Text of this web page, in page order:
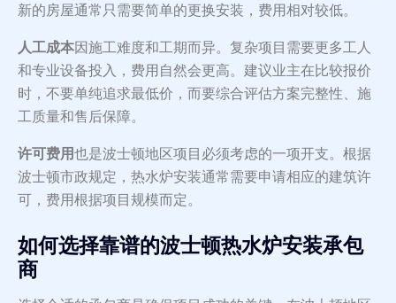
新的房屋通常只需要简单的更换安装，费用相对较低。
人工成本因施工难度和工期而异。复杂项目需要更多工人
和专业设备投入，费用自然会更高。建议业主在比较报价
时，不要单纯追求最低价，而要综合评估方案完整性、施
工质量和售后保障。
许可费用也是波士顿地区项目必须考虑的一项开支。根据
波士顿市政规定，热水炉安装通常需要申请相应的建筑许
可，费用根据项目规模而定。
如何选择靠谱的波士顿热水炉安装承包
商